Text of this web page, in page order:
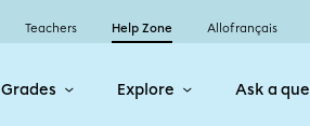
Teachers Help Zone Allofrançais
Grades Explore Ask a